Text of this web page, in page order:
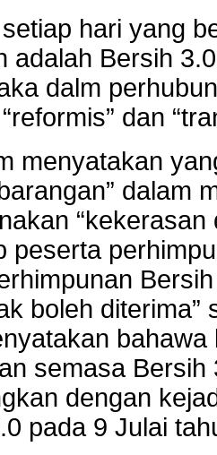
hari yang
adalah Bersih
dalm
dan
menyatakan
dalam
peserta
boleh diterima”
semasa
dengan
pada 9 Julai